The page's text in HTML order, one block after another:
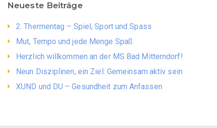
Neueste Beiträge
2. Thermentag – Spiel, Sport und Spass
Mut, Tempo und jede Menge Spaß
Herzlich willkommen an der MS Bad Mitterndorf!
Neun Disziplinen, ein Ziel: Gemeinsam aktiv sein
XUND und DU – Gesundheit zum Anfassen